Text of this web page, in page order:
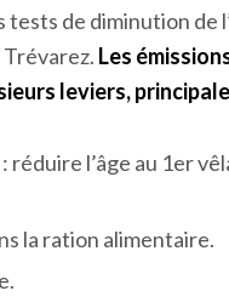
de diminution de
Les
leviers,
réduire l’âge au 1er
la ration alimentaire.